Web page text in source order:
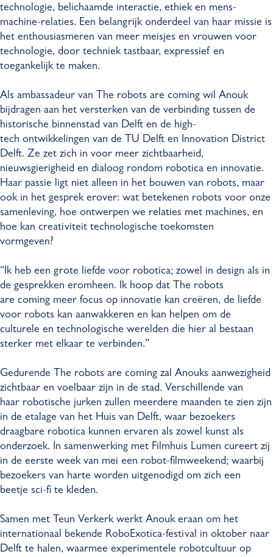
technologie, belichaamde interactie, ethiek en mens-
machine-relaties. Een belangrijk onderdeel van haar missie is
het enthousiasmeren van meer meisjes en vrouwen voor
technologie, door techniek tastbaar, expressief en
toegankelijk te maken.
Als ambassadeur van The robots are coming wil Anouk
bijdragen aan het versterken van de verbinding tussen de
historische binnenstad van Delft en de high-
tech ontwikkelingen van de TU Delft en Innovation District
Delft. Ze zet zich in voor meer zichtbaarheid,
nieuwsgierigheid en dialoog rondom robotica en innovatie.
Haar passie ligt niet alleen in het bouwen van robots, maar
ook in het gesprek erover: wat betekenen robots voor onze
samenleving, hoe ontwerpen we relaties met machines, en
hoe kan creativiteit technologische toekomsten
vormgeven?
“Ik heb een grote liefde voor robotica; zowel in design als in
de gesprekken eromheen. Ik hoop dat The robots
are coming meer focus op innovatie kan creëren, de liefde
voor robots kan aanwakkeren en kan helpen om de
culturele en technologische werelden die hier al bestaan
sterker met elkaar te verbinden.”
Gedurende The robots are coming zal Anouks aanwezigheid
zichtbaar en voelbaar zijn in de stad. Verschillende van
haar robotische jurken zullen meerdere maanden te zien zijn
in de etalage van het Huis van Delft, waar bezoekers
draagbare robotica kunnen ervaren als zowel kunst als
onderzoek. In samenwerking met Filmhuis Lumen cureert zij
in de eerste week van mei een robot-filmweekend; waarbij
bezoekers van harte worden uitgenodigd om zich een
beetje sci-fi te kleden.
Samen met Teun Verkerk werkt Anouk eraan om het
internationaal bekende RoboExotica-festival in oktober naar
Delft te halen, waarmee experimentele robotcultuur op